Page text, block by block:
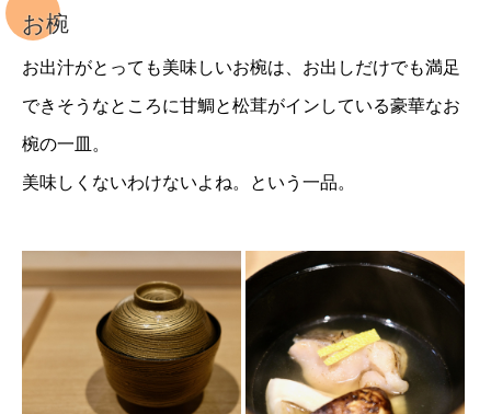
お椀
お出汁がとっても美味しいお椀は、お出しだけでも満足
できそうなところに甘鯛と松茸がインしている豪華なお
椀の一皿。
美味しくないわけないよね。という一品。